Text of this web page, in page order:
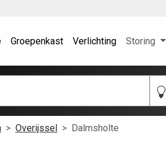
Groepenkast Verlichting Storing
Overijssel Dalmsholte